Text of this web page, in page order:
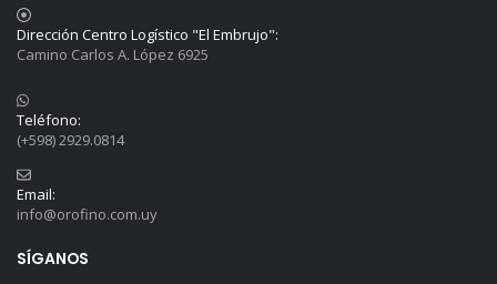
Dirección Centro Logístico "El Embrujo":
Camino Carlos A. López 6925
Teléfono:
(+598) 2929.0814
Email:
info@orofino.com.uy
SÍGANOS